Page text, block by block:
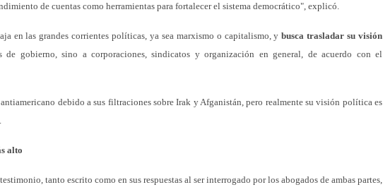
de cuentas como herramientas para fortalecer el sistema democrático", explicó.
en las grandes corrientes políticas, ya sea marxismo o capitalismo, ybusca trasladar su visión
gobierno, sino a corporaciones, sindicatos y organización en general, de acuerdo con el
debido a sus filtraciones sobre Irak y Afganistán, pero realmente su visión política es
alto
tanto escrito como en sus respuestas al ser interrogado por los abogados de ambas partes,